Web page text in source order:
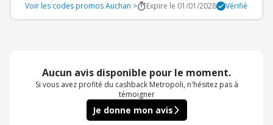
Voir les codes promos Auchan >
Expire le 01/01/2028 Vérifié
Aucun avis disponible pour le moment.
Si vous avez profité du cashback Metropoli, n'hésitez pas à
témoigner
Je donne mon avis